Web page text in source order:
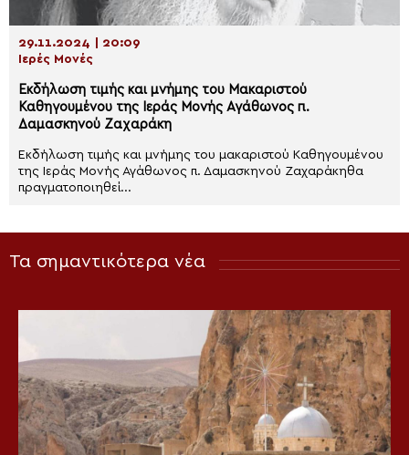
29.11.2024 | 20:09
Ιερές Μονές
Εκδήλωση τιμής και μνήμης του Μακαριστού
Καθηγουμένου της Ιεράς Μονής Αγάθωνος π.
Δαμασκηνού Ζαχαράκη
Εκδήλωση τιμής και μνήμης του μακαριστού Καθηγουμένου
της Ιεράς Μονής Αγάθωνος π. Δαμασκηνού Ζαχαράκηθα
πραγματοποιηθεί...
Τα σημαντικότερα νέα